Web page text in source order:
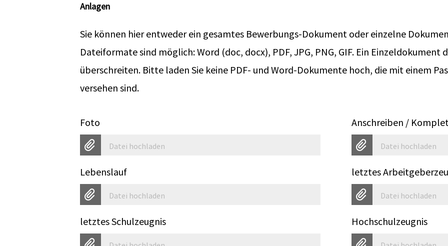
Anlagen
Sie können hier entweder ein gesamtes Bewerbungs-Dokument oder einzelne
Dateiformate sind möglich: Word (doc, docx), PDF, JPG, PNG, GIF. Ein Einzeldokument
überschreiten. Bitte laden Sie keine PDF- und Word-Dokumente hoch, die mit einem
versehen sind.
Foto
Datei hochladen
Anschreiben /
Datei hochladen
Lebenslauf
Datei hochladen
letztes
Datei hochladen
letztes Schulzeugnis Hochschulzeugnis